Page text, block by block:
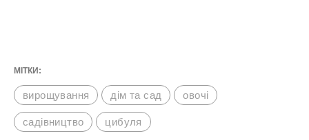
МІТКИ:
вирощування дім та сад овочі
садівництво цибуля